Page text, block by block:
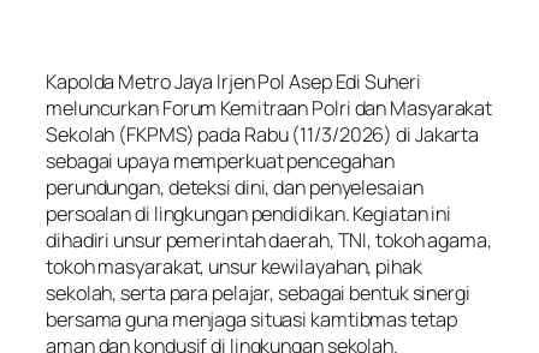
Kapolda Metro Jaya Irjen Pol Asep Edi Suheri
meluncurkan Forum Kemitraan Polri dan Masyarakat
Sekolah (FKPMS) pada Rabu (11/3/2026) di Jakarta
sebagai upaya memperkuat pencegahan
perundungan, deteksi dini, dan penyelesaian
persoalan di lingkungan pendidikan. Kegiatan ini
dihadiri unsur pemerintah daerah, TNI, tokoh agama,
tokoh masyarakat, unsur kewilayahan, pihak
sekolah, serta para pelajar, sebagai bentuk sinergi
bersama guna menjaga situasi kamtibmas tetap
aman dan kondusif di lingkungan sekolah.